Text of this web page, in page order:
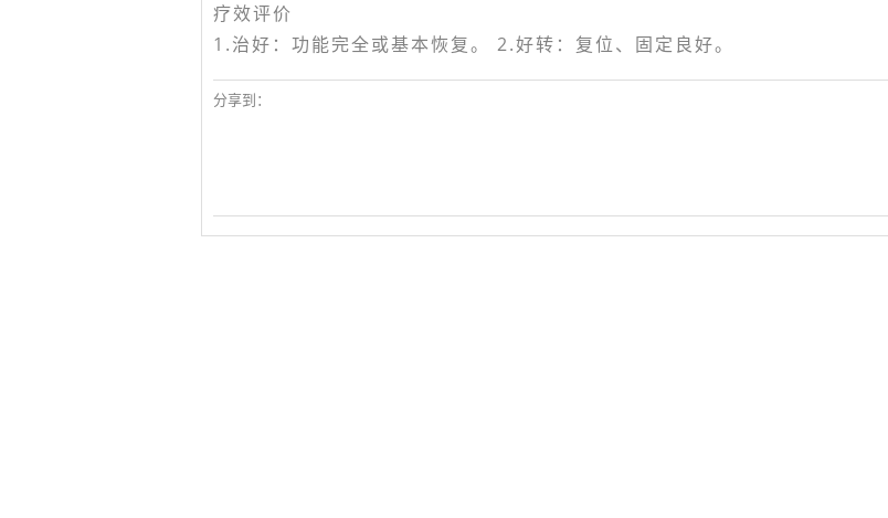
疗效评价
1.治好：功能完全或基本恢复。 2.好转：复位、固定良好。
分享到：